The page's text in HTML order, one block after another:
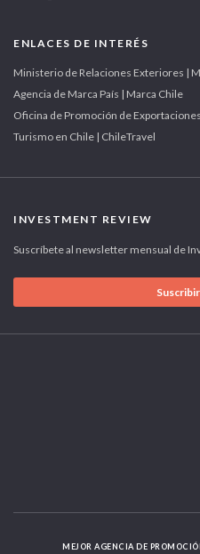
ENLACES DE INTERÉS
Ministerio de Relaciones Exteriores |
Agencia de Marca País | Marca Chile
Oficina de Promoción de
Turismo en Chile | ChileTravel
INVESTMENT REVIEW
Suscríbete al newsletter mensual de
MEJOR AGENCIA DE